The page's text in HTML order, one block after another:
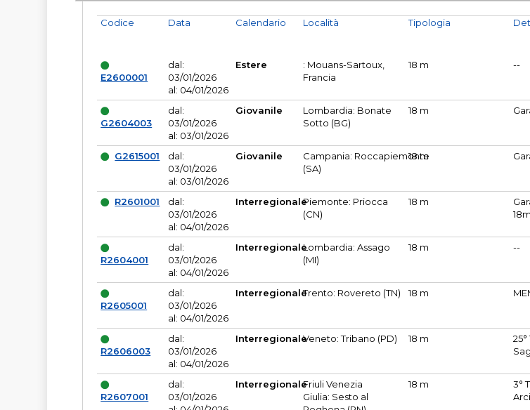
Codice
E2600001
Data
dal:
03/01/2026
al: 04/01/2026
Calendario
Estere
Località
: Mouans-Sartoux,
Francia
Tipologia
18 m --
G2604003
dal:
03/01/2026
al: 03/01/2026
Giovanile
Lombardia: Bonate
Sotto (BG)
18 m
G2615001
dal:
03/01/2026
al: 03/01/2026
Giovanile
Campania: Roccapiemonte
(SA)
18 m
R2601001
dal:
03/01/2026
al: 04/01/2026
InterregionalePiemonte: Priocca
(CN)
18 m
18m
R2604001
dal:
03/01/2026
al: 04/01/2026
InterregionaleLombardia: Assago
(MI)
18 m --
R2605001
dal:
03/01/2026
al: 04/01/2026
InterregionaleTrento: Rovereto (TN) 18 m
R2606003
dal:
03/01/2026
al: 04/01/2026
InterregionaleVeneto: Tribano (PD) 18 m
R2607001
dal:
03/01/2026
InterregionaleFriuli Venezia
Giulia: Sesto al
18 m
3°